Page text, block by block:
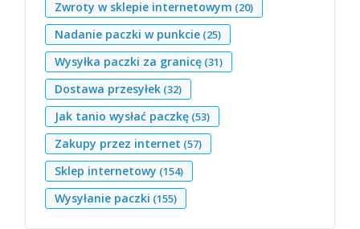
Zwroty w sklepie internetowym (20)
Nadanie paczki w punkcie (25)
Wysyłka paczki za granicę (31)
Dostawa przesyłek (32)
Jak tanio wysłać paczkę (53)
Zakupy przez internet (57)
Sklep internetowy (154)
Wysyłanie paczki (155)